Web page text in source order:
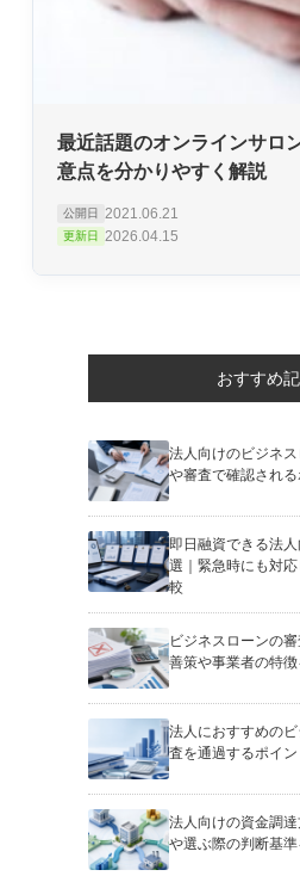
最近話題のオンラインサロ
意点を分かりやすく解説
公開日 2021.06.21
更新日 2026.04.15
おすすめ
法人向けのビジネ
や審査で確認され
即日融資できる法
選｜緊急時にも対
較
ビジネスローンの
善策や事業者の特
法人におすすめの
査を通過するポイ
法人向けの資金調
や選ぶ際の判断基